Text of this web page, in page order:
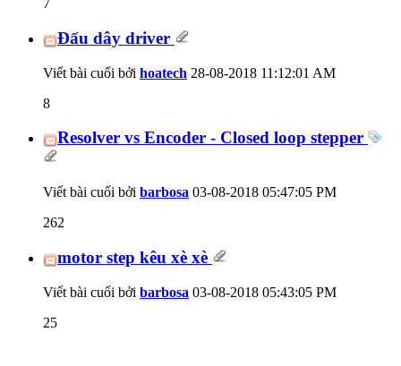
7
Đấu dây driver
Viết bài cuối bởi hoatech 28-08-2018 11:12:01 AM
8
Resolver vs Encoder - Closed loop stepper
Viết bài cuối bởi barbosa 03-08-2018 05:47:05 PM
262
motor step kêu xè xè
Viết bài cuối bởi barbosa 03-08-2018 05:43:05 PM
25